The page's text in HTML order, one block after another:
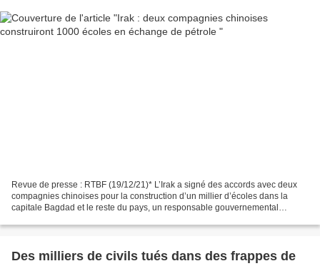
Revue de presse : RTBF (19/12/21)* L’Irak a signé des accords avec deux
compagnies chinoises pour la construction d’un millier d’écoles dans la
capitale Bagdad et le reste du pays, un responsable gouvernemental
Des milliers de civils tués dans des frappes de